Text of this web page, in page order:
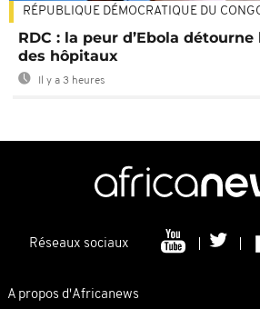
RÉPUBLIQUE DÉMOCRATIQUE DU
RDC : la peur d’Ebola
des hôpitaux
Il y a 3 heures
Réseaux sociaux
A propos d'Africanews